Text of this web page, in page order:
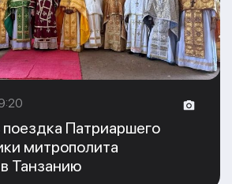
Патриаршего
митрополита
Танзанию